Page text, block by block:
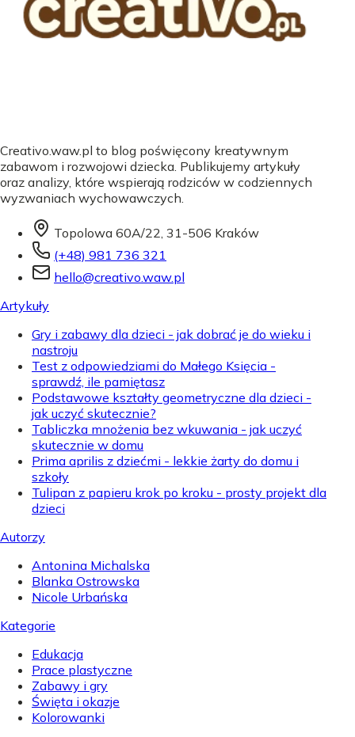
Creativo.waw.pl to blog poświęcony kreatywnym
zabawom i rozwojowi dziecka. Publikujemy artykuły
oraz analizy, które wspierają rodziców w codziennych
wyzwaniach wychowawczych.
Topolowa 60A/22, 31-506 Kraków
(+48) 981 736 321
hello@creativo.waw.pl
Artykuły
Gry i zabawy dla dzieci - jak dobrać je do wieku i
nastroju
Test z odpowiedziami do Małego Księcia -
sprawdź, ile pamiętasz
Podstawowe kształty geometryczne dla dzieci -
jak uczyć skutecznie?
Tabliczka mnożenia bez wkuwania - jak uczyć
skutecznie w domu
Prima aprilis z dziećmi - lekkie żarty do domu i
szkoły
Tulipan z papieru krok po kroku - prosty projekt dla
dzieci
Autorzy
Antonina Michalska
Blanka Ostrowska
Nicole Urbańska
Kategorie
Edukacja
Prace plastyczne
Zabawy i gry
Święta i okazje
Kolorowanki